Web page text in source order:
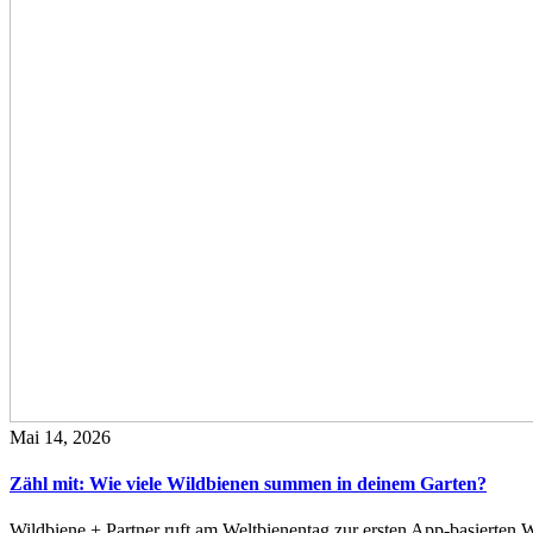
Mai 14, 2026
Zähl mit: Wie viele Wildbienen summen in deinem Garten?